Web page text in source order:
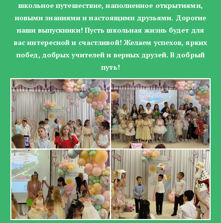
школьное путешествие, наполненное открытиями,
новыми знаниями и настоящими друзьями. ️Дорогие
наши выпускники! Пусть школьная жизнь будет для
вас интересной и счастливой! Желаем успехов, ярких
побед, добрых учителей и верных друзей. В добрый
путь!